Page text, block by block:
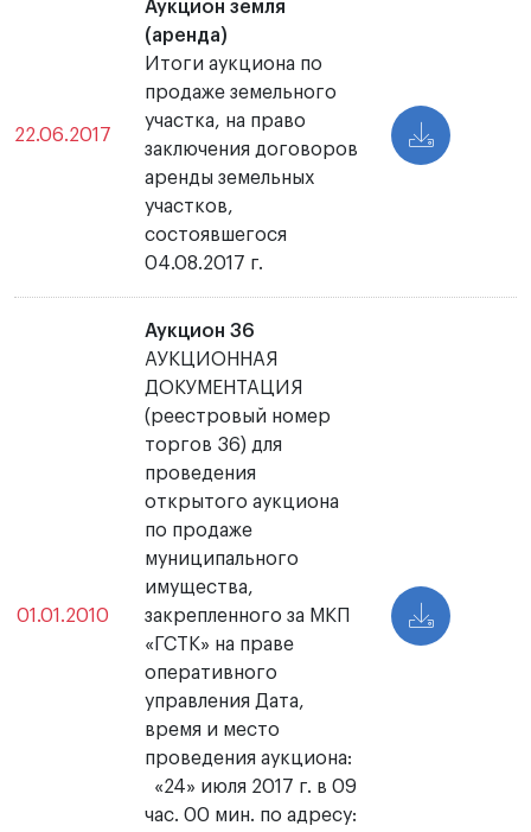
22.06.2017
Аукцион земля
(аренда)
Итоги аукциона по
продаже земельного
участка, на право
заключения договоров
аренды земельных
участков,
состоявшегося
04.08.2017 г.
01.01.2010
Аукцион 36
АУКЦИОННАЯ
ДОКУМЕНТАЦИЯ
(реестровый номер
торгов 36) для
проведения
открытого аукциона
по продаже
муниципального
имущества,
закрепленного за МКП
«ГСТК» на праве
оперативного
управления Дата,
время и место
проведения аукциона:
«24» июля 2017 г. в 09
час. 00 мин. по адресу: